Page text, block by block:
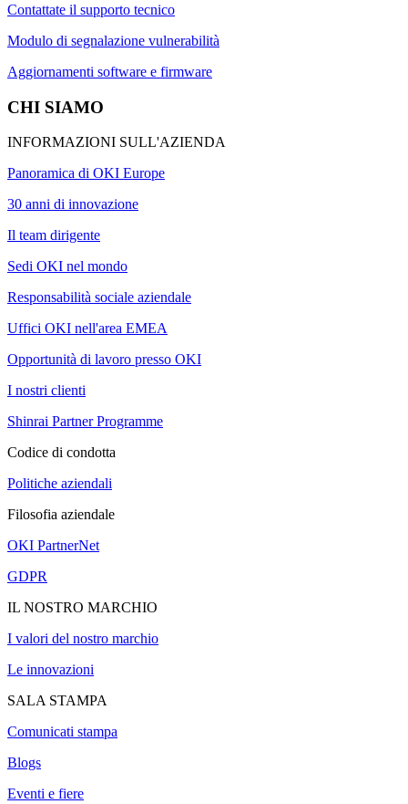
Contattate il supporto tecnico
Modulo di segnalazione vulnerabilità
Aggiornamenti software e firmware
CHI SIAMO
INFORMAZIONI SULL'AZIENDA
Panoramica di OKI Europe
30 anni di innovazione
Il team dirigente
Sedi OKI nel mondo
Responsabilità sociale aziendale
Uffici OKI nell'area EMEA
Opportunità di lavoro presso OKI
I nostri clienti
Shinrai Partner Programme
Codice di condotta
Politiche aziendali
Filosofia aziendale
OKI PartnerNet
GDPR
IL NOSTRO MARCHIO
I valori del nostro marchio
Le innovazioni
SALA STAMPA
Comunicati stampa
Blogs
Eventi e fiere